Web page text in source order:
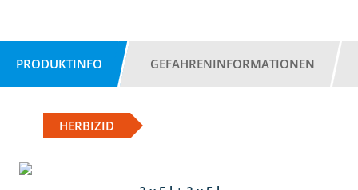
PRODUKTINFO GEFAHRENINFORMATIONEN
HERBIZID